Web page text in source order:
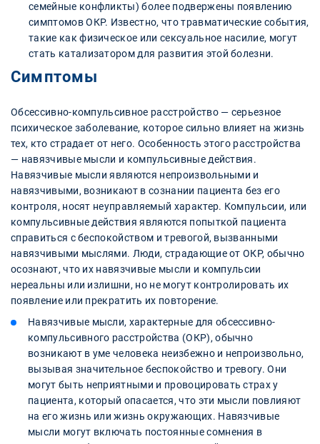
семейные конфликты) более подвержены появлению
симптомов ОКР. Известно, что травматические события,
такие как физическое или сексуальное насилие, могут
стать катализатором для развития этой болезни.
Симптомы
Обсессивно-компульсивное расстройство — серьезное
психическое заболевание, которое сильно влияет на жизнь
тех, кто страдает от него. Особенность этого расстройства
— навязчивые мысли и компульсивные действия.
Навязчивые мысли являются непроизвольными и
навязчивыми, возникают в сознании пациента без его
контроля, носят неуправляемый характер. Компульсии, или
компульсивные действия являются попыткой пациента
справиться с беспокойством и тревогой, вызванными
навязчивыми мыслями. Люди, страдающие от ОКР, обычно
осознают, что их навязчивые мысли и компульсии
нереальны или излишни, но не могут контролировать их
появление или прекратить их повторение.
Навязчивые мысли, характерные для обсессивно-
компульсивного расстройства (ОКР), обычно
возникают в уме человека неизбежно и непроизвольно,
вызывая значительное беспокойство и тревогу. Они
могут быть неприятными и провоцировать страх у
пациента, который опасается, что эти мысли повлияют
на его жизнь или жизнь окружающих. Навязчивые
мысли могут включать постоянные сомнения в